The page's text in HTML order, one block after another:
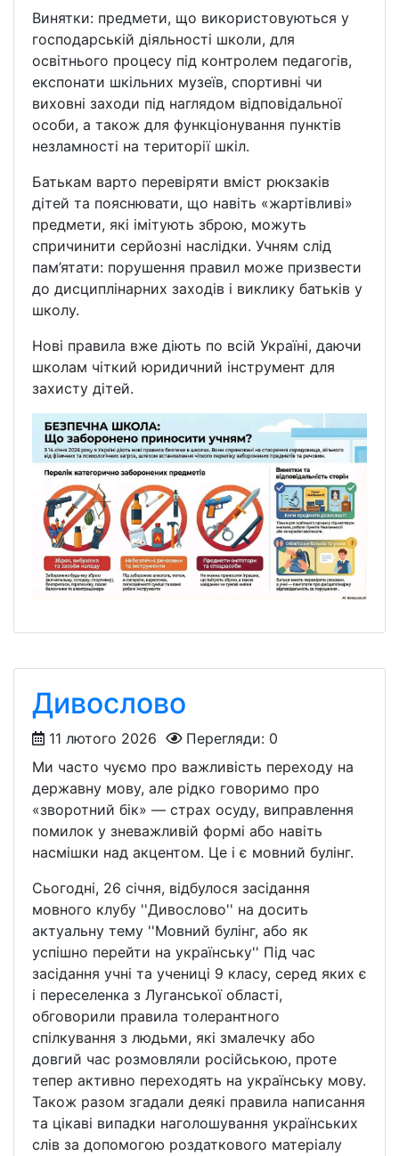
Винятки: предмети, що використовуються у
господарській діяльності школи, для
освітнього процесу під контролем педагогів,
експонати шкільних музеїв, спортивні чи
виховні заходи під наглядом відповідальної
особи, а також для функціонування пунктів
незламності на території шкіл.
Батькам варто перевіряти вміст рюкзаків
дітей та пояснювати, що навіть «жартівливі»
предмети, які імітують зброю, можуть
спричинити серйозні наслідки. Учням слід
пам’ятати: порушення правил може призвести
до дисциплінарних заходів і виклику батьків у
школу.
Нові правила вже діють по всій Україні, даючи
школам чіткий юридичний інструмент для
захисту дітей.
Дивослово
11 лютого 2026
Перегляди: 0
Ми часто чуємо про важливість переходу на
державну мову, але рідко говоримо про
«зворотний бік» — страх осуду, виправлення
помилок у зневажливій формі або навіть
насмішки над акцентом. Це і є мовний булінг.
Сьогодні, 26 січня, відбулося засідання
мовного клубу ''Дивослово'' на досить
актуальну тему ''Мовний булінг, або як
успішно перейти на українську'' Під час
засідання учні та учениці 9 класу, серед яких є
і переселенка з Луганської області,
обговорили правила толерантного
спілкування з людьми, які змалечку або
довгий час розмовляли російською, проте
тепер активно переходять на українську мову.
Також разом згадали деякі правила написання
та цікаві випадки наголошування українських
слів за допомогою роздаткового матеріалу